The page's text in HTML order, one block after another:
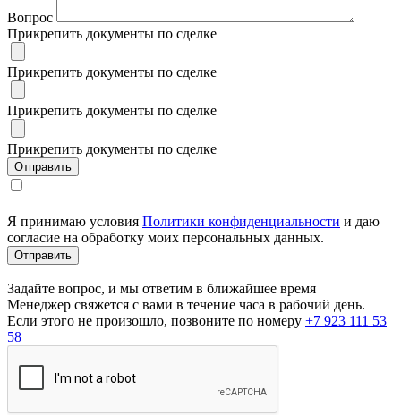
Вопрос
Прикрепить документы по сделке
Прикрепить документы по сделке
Прикрепить документы по сделке
Прикрепить документы по сделке
Я принимаю условия Политики конфиденциальности и даю
согласие на обработку моих персональных данных.
Задайте вопрос, и мы ответим в ближайшее время
Менеджер свяжется с вами в течение часа в рабочий день.
Если этого не произошло, позвоните по номеру +7 923 111 53
58